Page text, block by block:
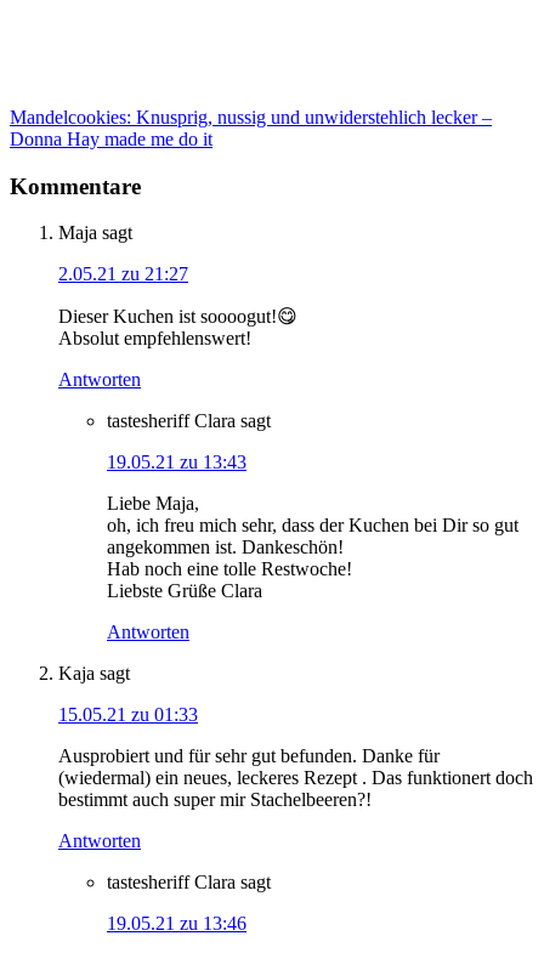
Mandelcookies: Knusprig, nussig und unwiderstehlich lecker –
Donna Hay made me do it
Kommentare
Maja sagt
2.05.21 zu 21:27
Dieser Kuchen ist soooogut!😋
Absolut empfehlenswert!
Antworten
tastesheriff Clara sagt
19.05.21 zu 13:43
Liebe Maja,
oh, ich freu mich sehr, dass der Kuchen bei Dir so gut
angekommen ist. Dankeschön!
Hab noch eine tolle Restwoche!
Liebste Grüße Clara
Antworten
Kaja sagt
15.05.21 zu 01:33
Ausprobiert und für sehr gut befunden. Danke für
(wiedermal) ein neues, leckeres Rezept . Das funktionert doch
bestimmt auch super mir Stachelbeeren?!
Antworten
tastesheriff Clara sagt
19.05.21 zu 13:46